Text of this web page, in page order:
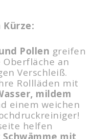
Kürze:
Pollen greifen
an
Verschleiß.
Rollläden mit
mildem
einem weichen
helfen
mit